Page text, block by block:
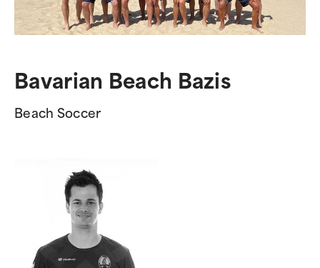
Bavarian Beach Bazis
Beach Soccer